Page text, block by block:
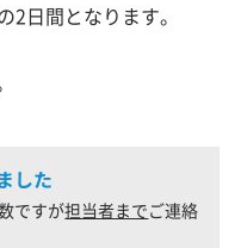
2日間となります。
した
ですが担当者までご連絡